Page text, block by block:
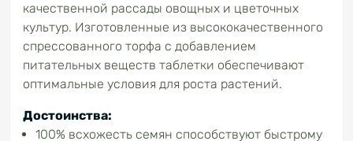
качественной рассады овощных и цветочных
культур. Изготовленные из высококачественного
спрессованного торфа с добавлением
питательных веществ таблетки обеспечивают
оптимальные условия для роста растений.
Достоинства:
100% всхожесть семян способствуют быстрому